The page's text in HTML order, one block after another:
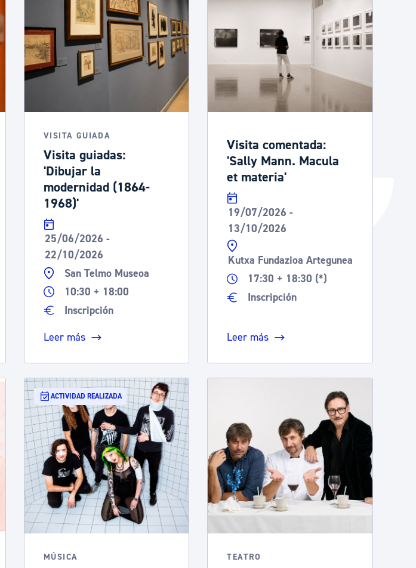
Administración municipal
Tablón de anuncios oficiales
Calendario fiscal
Portal de transparencia
Catálogo de trámites
Ayuda a la tramitación
VISITA GUIADA
Visita guiadas:
'Dibujar la
modernidad (1864-
1968)'
25/06/2026 -
22/10/2026
San Telmo Museoa
10:30 + 18:00
Inscripción
Leer más
Visita comentada:
'Sally Mann. Macula
et materia'
19/07/2026 -
13/10/2026
Kutxa Fundazioa Artegunea
17:30 + 18:30 (*)
Inscripción
Leer más
ACTIVIDAD REALIZADA
MÚSICA TEATRO